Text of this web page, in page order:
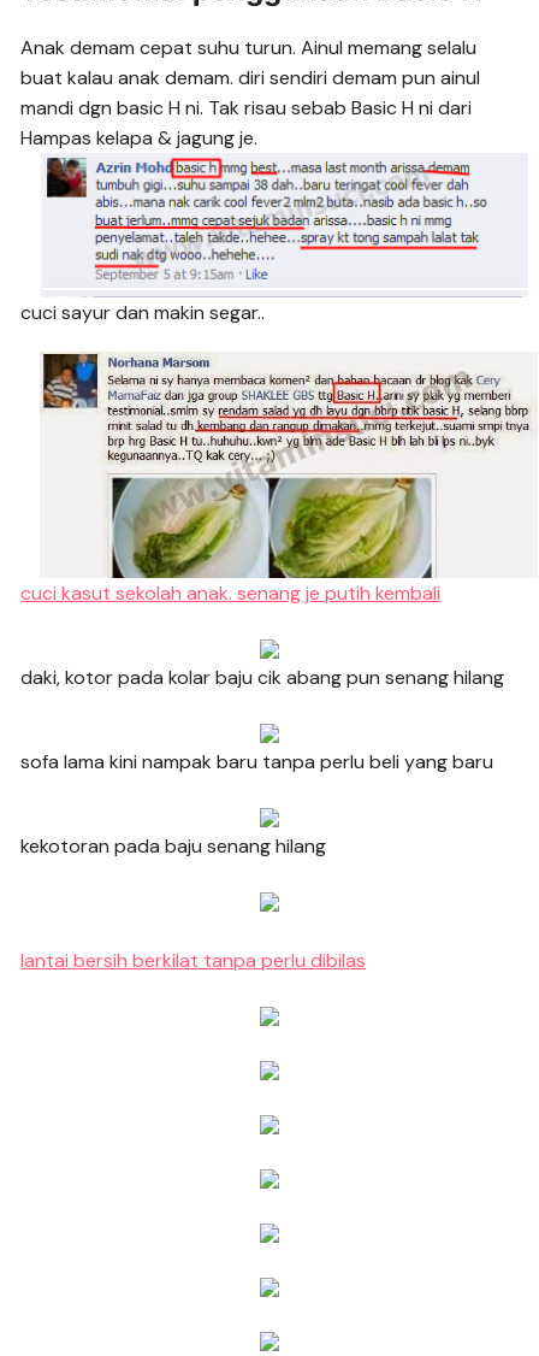
Anak demam cepat suhu turun. Ainul memang selalu
buat kalau anak demam. diri sendiri demam pun ainul
mandi dgn basic H ni. Tak risau sebab Basic H ni dari
Hampas kelapa & jagung je.
cuci sayur dan makin segar..
cuci kasut sekolah anak. senang je putih kembali
daki, kotor pada kolar baju cik abang pun senang hilang
sofa lama kini nampak baru tanpa perlu beli yang baru
kekotoran pada baju senang hilang
lantai bersih berkilat tanpa perlu dibilas